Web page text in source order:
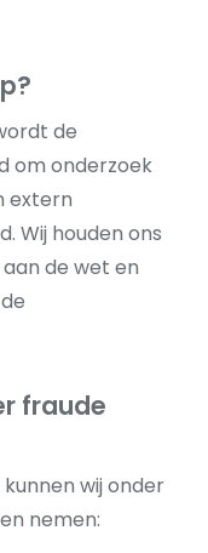
de
om onderzoek
extern
Wij houden ons
de wet en
fraude
wij onder
nemen: